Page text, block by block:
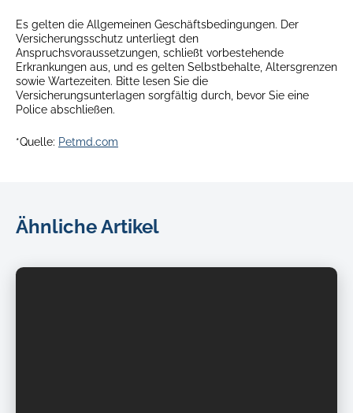
Es gelten die Allgemeinen Geschäftsbedingungen. Der
Versicherungsschutz unterliegt den
Anspruchsvoraussetzungen, schließt vorbestehende
Erkrankungen aus, und es gelten Selbstbehalte, Altersgrenzen
sowie Wartezeiten. Bitte lesen Sie die
Versicherungsunterlagen sorgfältig durch, bevor Sie eine
Police abschließen.
*Quelle: Petmd.com
Ähnliche Artikel